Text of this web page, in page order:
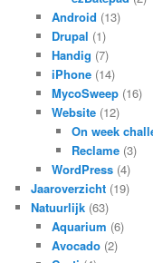
Android (13)
Drupal (1)
Handig (7)
iPhone(14)
MycoSweep(16)
Website(12)
On week
Reclame (3)
WordPress(4)
Jaaroverzicht (19)
Natuurlijk (63)
Aquarium (6)
Avocado(2)